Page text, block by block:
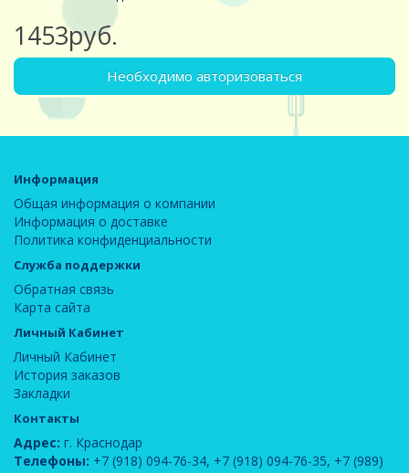
1453руб.
Необходимо авторизоваться
Информация
Общая информация о компании
Информация о доставке
Политика конфиденциальности
Служба поддержки
Обратная связь
Карта сайта
Личный Кабинет
Личный Кабинет
История заказов
Закладки
Контакты
Адрес: г. Краснодар
Телефоны: +7 (918) 094-76-34, +7 (918) 094-76-35, +7 (989)